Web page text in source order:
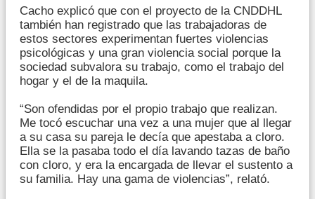
Cacho explicó que con el proyecto de la CNDDHL
también han registrado que las trabajadoras de
estos sectores experimentan fuertes violencias
psicológicas y una gran violencia social porque la
sociedad subvalora su trabajo, como el trabajo del
hogar y el de la maquila.
“Son ofendidas por el propio trabajo que realizan.
Me tocó escuchar una vez a una mujer que al llegar
a su casa su pareja le decía que apestaba a cloro.
Ella se la pasaba todo el día lavando tazas de baño
con cloro, y era la encargada de llevar el sustento a
su familia. Hay una gama de violencias”, relató.